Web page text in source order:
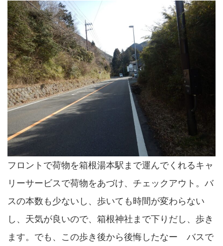
フロントで荷物を箱根湯本駅まで運んでくれるキャ
リーサービスで荷物をあづけ、チェックアウト。バ
スの本数も少ないし、歩いても時間が変わらない
し、天気が良いので、箱根神社まで下りだし、歩き
ます。でも、この歩き後から後悔したなー バスで